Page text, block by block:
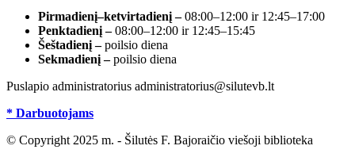
Pirmadienį–ketvirtadienį –08:00–12:00 ir 12:45–17:00
Penktadienį –08:00–12:00 ir 12:45–15:45
Šeštadienį –poilsio diena
Sekmadienį –poilsio diena
Puslapio administratorius administratorius@silutevb.lt
* Darbuotojams
© Copyright 2025 m. - Šilutės F. Bajoraičio viešoji biblioteka